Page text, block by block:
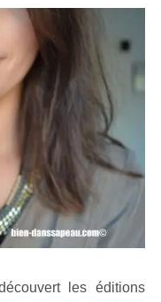
les éditions